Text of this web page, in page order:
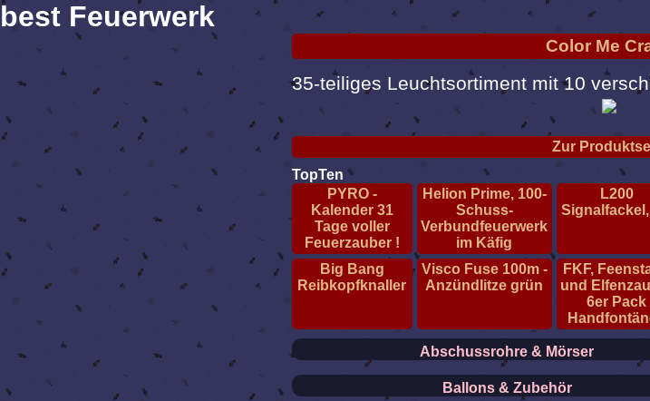
best Feuerwerk
Color Me
35-teiliges Leuchtsortiment mit 10
Zur
TopTen
PYRO -
Kalender 31
Tage voller
Feuerzauber !
Helion Prime, 100-
Schuss-
Verbundfeuerwerk
im Käfig
L200
Big Bang
Reibkopfknaller
Visco Fuse 100m -
Anzündlitze grün
FKF,
und
6er Pack
Abschussrohre & Mörser
Ballons & Zubehör